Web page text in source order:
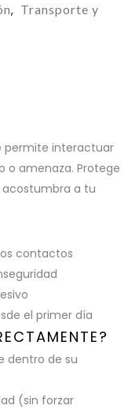
, Transporte y
permite interactuar
o amenaza. Protege
a tu
contactos
el primer día
dentro de su
(sin forzar